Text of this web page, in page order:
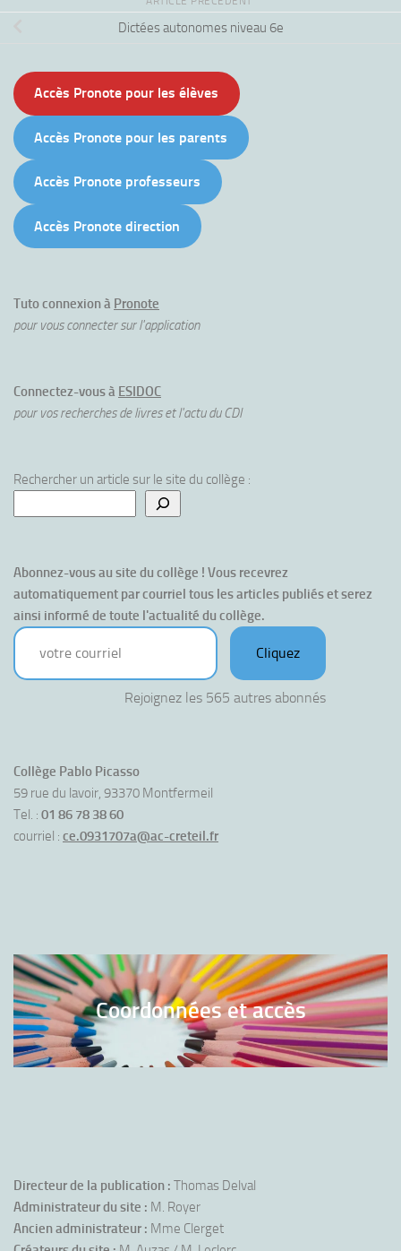
Dictées autonomes niveau 6e
Accès Pronote pour les élèves
Accès Pronote pour les parents
Accès Pronote professeurs
Accès Pronote direction
Tuto connexion à Pronote
pour vous connecter sur l'application
Connectez-vous à ESIDOC
pour vos recherches de livres et l'actu du CDI
Rechercher un article sur le site du collège :
Abonnez-vous au site du collège ! Vous recevrez
automatiquement par courriel tous les articles publiés et serez
ainsi informé de toute l'actualité du collège.
votre courriel
Cliquez
Rejoignez les 565 autres abonnés
Collège Pablo Picasso
59 rue du lavoir, 93370 Montfermeil
Tel. : 01 86 78 38 60
courriel : ce.0931707a@ac-creteil.fr
Coordonnées et accès
Directeur de la publication : Thomas Delval
Administrateur du site : M. Royer
Ancien administrateur : Mme Clerget